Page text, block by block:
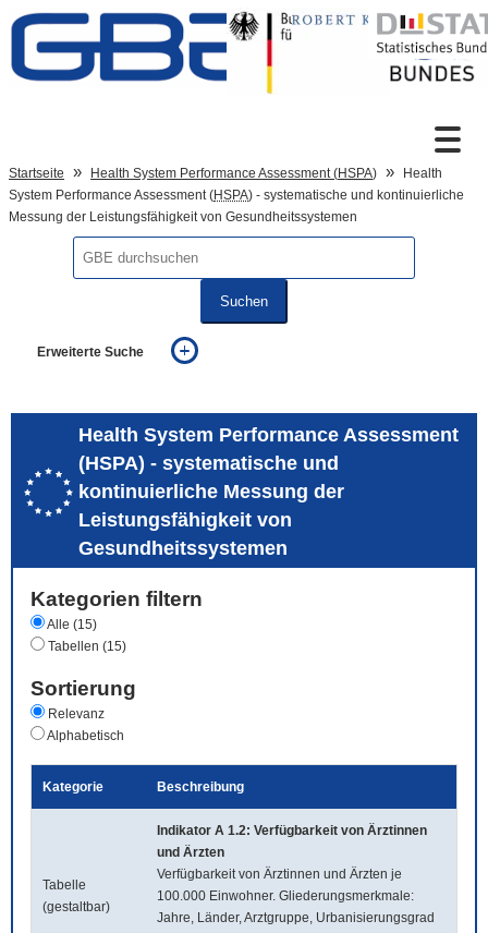
Zum Inhalt
Sprachumschaltung
Startseite Health System Performance Assessment (HSPA)
Health
System Performance Assessment (HSPA) - systematische und kontinuierliche
Messung der Leistungsfähigkeit von Gesundheitssystemen
Suchen
Erweiterte Suche
auch in allen Texten suchen (Volltextsuche)
auch Synonyme einbeziehen
auch ähnlich geschriebenes einbeziehen
Health System Performance Assessment
(HSPA) - systematische und
kontinuierliche Messung der
Leistungsfähigkeit von
Gesundheitssystemen
Kategorien filtern
Alle (15)
Tabellen (15)
Sortierung
Relevanz
Alphabetisch
Kategorie Beschreibung
Tabelle
(gestaltbar)
Indikator A 1.2: Verfügbarkeit von Ärztinnen
und Ärzten
Verfügbarkeit von Ärztinnen und Ärzten je
100.000 Einwohner. Gliederungsmerkmale:
Jahre, Länder, Arztgruppe, Urbanisierungsgrad